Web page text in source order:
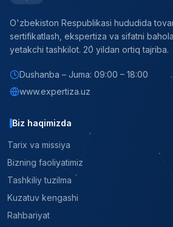
O'zbekiston Respublikasi hududida
sertifikatlash, ekspertiza va sifatni
yetakchi tashkilot. 20 yildan ortiq tajriba.
Dushanba – Juma: 09:00 – 18:00
www.expertiza.uz
Biz haqimizda
Tarix va missiya
Bizning faoliyatimiz
Tashkiliy tuzilma
Kuzatuv kengashi
Rahbariyat